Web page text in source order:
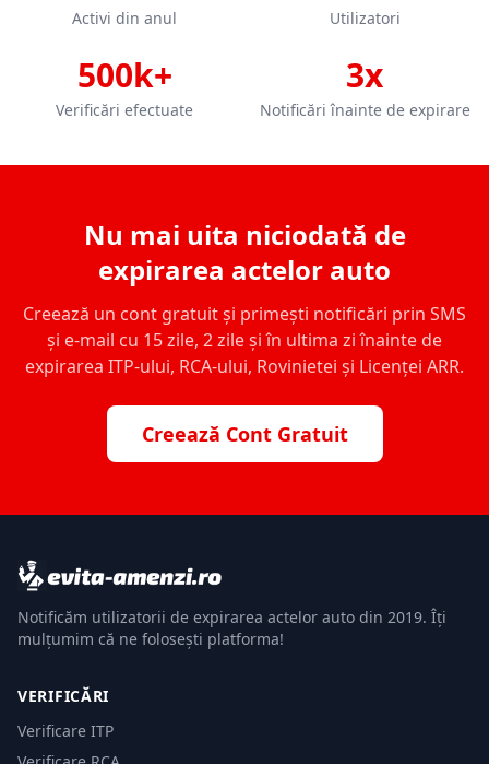
Activi din anul Utilizatori
500k+
Verificări efectuate
3x
Notificări înainte de expirare
Nu mai uita niciodată de
expirarea actelor auto
Creează un cont gratuit și primești notificări prin SMS
și e-mail cu 15 zile, 2 zile și în ultima zi înainte de
expirarea ITP-ului, RCA-ului, Rovinietei și Licenței ARR.
Creează Cont Gratuit
Notificăm utilizatorii de expirarea actelor auto din 2019. Îți
mulțumim că ne folosești platforma!
VERIFICĂRI
Verificare ITP